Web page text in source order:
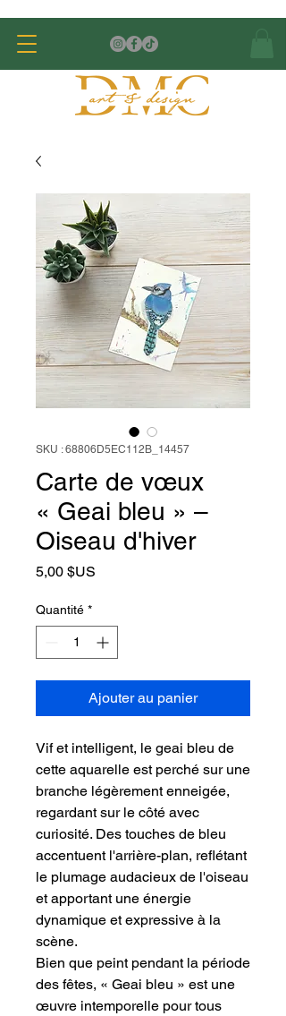
SKU : 68806D5EC112B_14457
Carte de vœux
« Geai bleu » –
Oiseau d'hiver
5,00 $US
Quantité *
Ajouter au panier
Vif et intelligent, le geai bleu de
cette aquarelle est perché sur une
branche légèrement enneigée,
regardant sur le côté avec
curiosité. Des touches de bleu
accentuent l'arrière-plan, reflétant
le plumage audacieux de l'oiseau
et apportant une énergie
dynamique et expressive à la
scène.
Bien que peint pendant la période
des fêtes, « Geai bleu » est une
œuvre intemporelle pour tous